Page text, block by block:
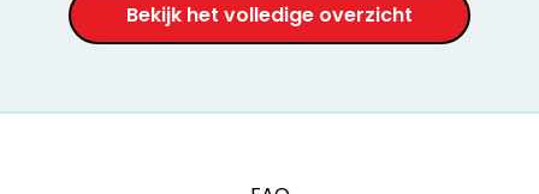
Bekijk het volledige overzicht